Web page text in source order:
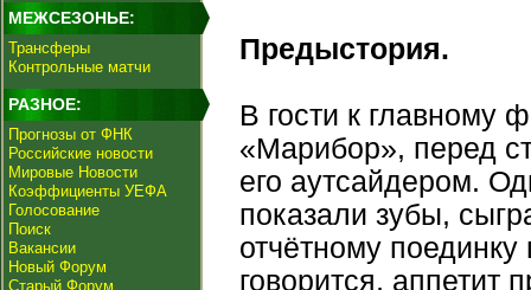
МЕЖСЕЗОНЬЕ:
Трансферы
Контрольные матчи
РАЗНОЕ:
Прогнозы от ФНК
Российские новости
Мировые Новости
Коэффициенты УЕФА
Голосование
Поиск
Вакансии
Новый Форум
Старый Форум
Предыстория.
В гости к главному
«Марибор», перед
его аутсайдером.
показали зубы,
отчётному
говорится, аппетит